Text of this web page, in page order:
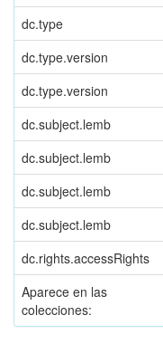
dc.type
dc.type.version
dc.type.version
dc.subject.lemb
dc.subject.lemb
dc.subject.lemb
dc.subject.lemb
dc.rights.accessRights
Aparece en las
colecciones: